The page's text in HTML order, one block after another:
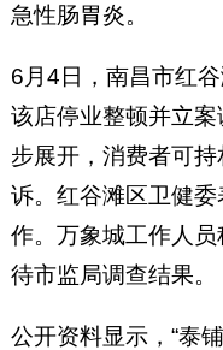
急性肠胃炎。
6月4日，南昌市红
该店停业整顿并立
步展开，消费者可
诉。红谷滩区卫健
作。万象城工作人
待市监局调查结果。
公开资料显示，“泰